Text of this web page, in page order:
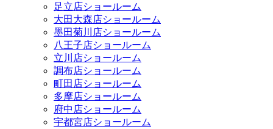
足立店ショールーム
大田大森店ショールーム
墨田菊川店ショールーム
八王子店ショールーム
立川店ショールーム
調布店ショールーム
町田店ショールーム
多摩店ショールーム
府中店ショールーム
宇都宮店ショールーム